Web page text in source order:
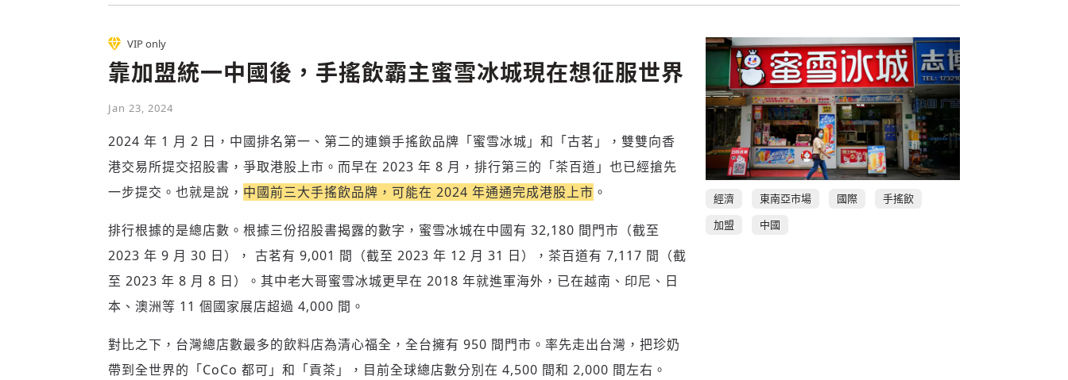
經濟 東南亞市場 國際
手搖飲
加盟
中國
VIP only
靠加盟統一中國後，手搖飲霸主蜜雪冰城現在想征服世界
Jan 23, 2024
2024 年 1 月 2 日，中國排名第一、第二的連鎖手搖飲品牌「蜜雪冰城」和「古茗」，雙雙向香
港交易所提交招股書，爭取港股上市。而早在 2023 年 8 月，排行第三的「茶百道」也已經搶先
一步提交。也就是說， 中國前三大手搖飲品牌，可能在 2024 年通通完成港股上市 。
排行根據的是總店數。根據三份招股書揭露的數字，蜜雪冰城在中國有 32,180 間門市（截至
2023 年 9 月 30 日）， 古茗有 9,001 間（截至 2023 年 12 月 31 日），茶百道有 7,117 間（截
至 2023 年 8 月 8 日）。其中老大哥蜜雪冰城更早在 2018 年就進軍海外，已在越南、印尼、日
本、澳洲等 11 個國家展店超過 4,000 間。
對比之下，台灣總店數最多的飲料店為清心福全，全台擁有 950 間門市。率先走出台灣，把珍奶
帶到全世界的「CoCo 都可」和「貢茶」，目前全球總店數分別在 4,500 間和 2,000 間左右。